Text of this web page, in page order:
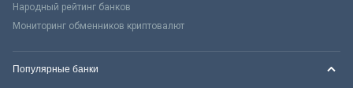
Народный рейтинг банков
Мониторинг обменников криптовалют
Популярные банки